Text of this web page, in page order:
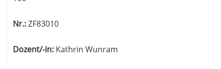
Nr.:ZF83010
Dozent/-in: Kathrin Wunram